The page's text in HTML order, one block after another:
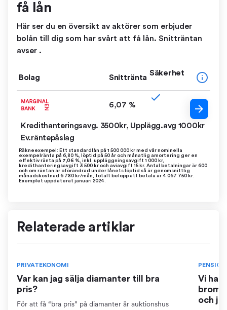
få lån
Här ser du en översikt av aktörer som erbjuder
bolån till dig som har svårt att få lån. Snitträntan
avser .
Bolag Snittränta
Säkerhet
6,07 %
Kredithanteringsavg. 3500kr, Upplägg.avg 1000kr
Ev.räntepåslag
Räkneexempel: Ett standardlån på 1 500 000 kr med vår nominella
exempelränta på 6,80 %, löptid på 50 år och månatlig amortering ger en
effektiv ränta på 7,06 %, inkl. uppläggningsavgift 1 000 kr,
kredithanteringsavgift 3 500 kr och aviavgift 15 kr. Antal betalningar är 600
och om räntan är oförändrad under lånets löptid så är genomsnittlig
månadskostnad 6 780 kr/mån, totalt belopp att betala är 4 067 750 kr.
Exemplet uppdaterat januari 2024.
Relaterade artiklar
PRIVATEKONOMI
Var kan jag sälja diamanter till bra
pris?
För att få “bra pris” på diamanter är auktionshus
PENSION
Vi har
och